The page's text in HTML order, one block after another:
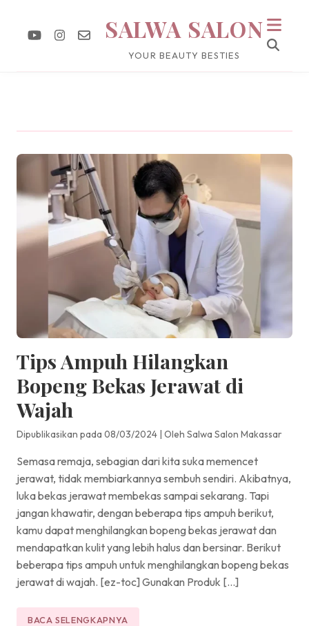
SALWA SALON
YOUR BEAUTY BESTIES
Tips Ampuh Hilangkan
Bopeng Bekas Jerawat di
Wajah
Dipublikasikan pada 08/03/2024 | Oleh Salwa Salon Makassar
Semasa remaja, sebagian dari kita suka memencet
jerawat, tidak membiarkannya sembuh sendiri. Akibatnya,
luka bekas jerawat membekas sampai sekarang. Tapi
jangan khawatir, dengan beberapa tips ampuh berikut,
kamu dapat menghilangkan bopeng bekas jerawat dan
mendapatkan kulit yang lebih halus dan bersinar. Berikut
beberapa tips ampuh untuk menghilangkan bopeng bekas
jerawat di wajah. [ez-toc] Gunakan Produk […]
BACA SELENGKAPNYA